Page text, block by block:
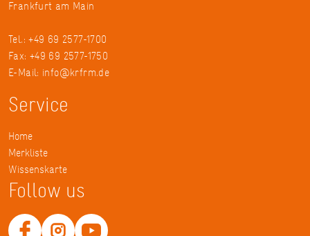
Frankfurt am Main
Tel.: +49 69 2577-1700
Fax: +49 69 2577-1750
E-Mail: info@krfrm.de
Service
Home
Merkliste
Wissenskarte
Follow us